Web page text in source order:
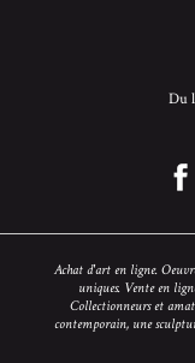
Du
Achat d'art en ligne.
uniques. Vente en
Collectionneurs et
contemporain, une